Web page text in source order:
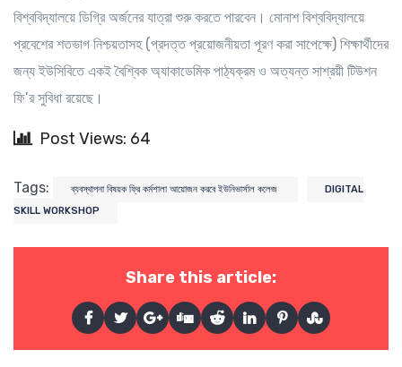
বিশ্ববিদ্যালয়ে ডিগ্রি অর্জনের যাত্রা শুরু করতে পারবেন। মোনাশ বিশ্ববিদ্যালয়ে
প্রবেশের শতভাগ নিশ্চয়তাসহ (প্রদত্ত প্রয়োজনীয়তা পূরণ করা সাপেক্ষে) শিক্ষার্থীদের
জন্য ইউসিবিতে একই বৈশ্বিক অ্যাকাডেমিক পাঠ্যক্রম ও অত্যন্ত সাশ্রয়ী টিউশন
ফি’র সুবিধা রয়েছে।
Post Views: 64
Tags: ব্যবস্থাপনা বিষয়ক ফ্রি কর্মশালা আয়োজন করবে ইউনিভার্সাল কলেজ
DIGITAL
SKILL WORKSHOP
Share this article: